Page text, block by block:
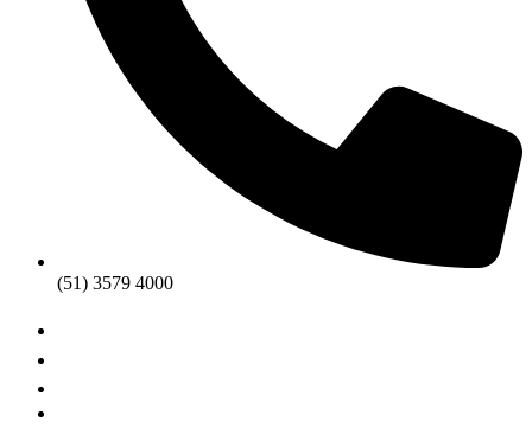
(51) 3579 4000